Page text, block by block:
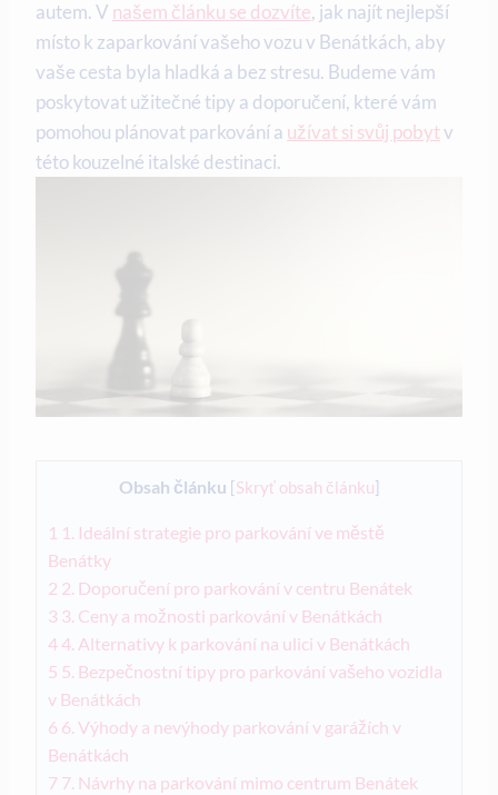
autem. V našem článku se dozvíte, jak najít nejlepší
místo k zaparkování vašeho vozu v Benátkách, aby
vaše cesta byla hladká a bez stresu. Budeme vám
poskytovat užitečné tipy a doporučení, které vám
pomohou plánovat parkování a užívat si svůj pobytv
této kouzelné italské destinaci.
Obsah článku [Skryť obsah článku]
1 1. Ideální strategie pro parkování ve městě
Benátky
2 2. Doporučení pro parkování v centru Benátek
3 3. Ceny a možnosti parkování v Benátkách
4 4. Alternativy k parkování na ulici v Benátkách
5 5. Bezpečnostní tipy pro parkování vašeho vozidla
v Benátkách
6 6. Výhody a nevýhody parkování v garážích v
Benátkách
7 7. Návrhy na parkování mimo centrum Benátek